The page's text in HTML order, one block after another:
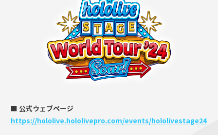
■ 公式ウェブページ
https://hololive.hololivepro.com/events/hololivestage24